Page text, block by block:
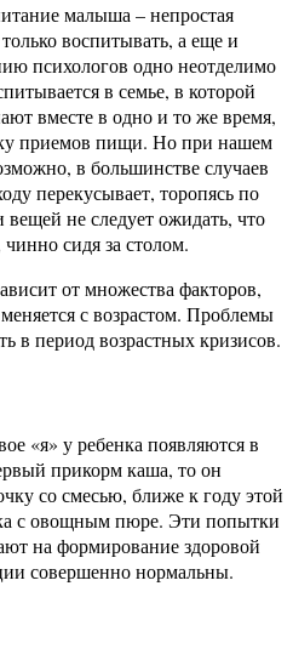
малыша – непростая
воспитывать, а еще и
психологов одно неотделимо
в семье, в которой
вместе в одно и то же время,
приемов пищи. Но при нашем
в большинстве случаев
перекусывает, торопясь по
не следует ожидать, что
сидя за столом.
от множества факторов,
с возрастом. Проблемы
в период возрастных кризисов.
«я» у ребенка появляются в
прикорм каша, то он
со смесью, ближе к году этой
с овощным пюре. Эти попытки
на формирование здоровой
совершенно нормальны.